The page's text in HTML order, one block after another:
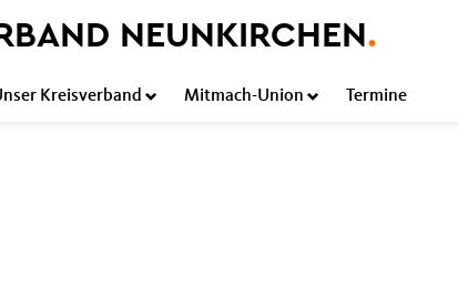
NEUNKIRCHEN.
Kreisverband Mitmach-Union Termine